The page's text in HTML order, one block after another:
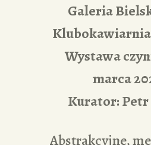
Galeria
Wystawa
marca
Kurator:
Abstrakcyjne,